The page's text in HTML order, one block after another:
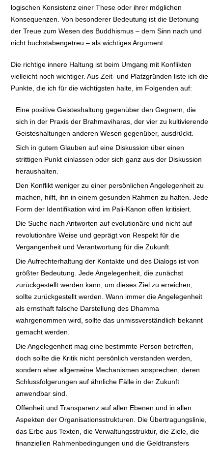
logischen Konsistenz einer These oder ihrer möglichen
Konsequenzen. Von besonderer Bedeutung ist die Betonung
der Treue zum Wesen des Buddhismus – dem Sinn nach und
nicht buchstabengetreu – als wichtiges Argument.
Die richtige innere Haltung ist beim Umgang mit Konflikten
vielleicht noch wichtiger. Aus Zeit- und Platzgründen liste ich die
Punkte, die ich für die wichtigsten halte, im Folgenden auf:
Eine positive Geisteshaltung gegenüber den Gegnern, die
sich in der Praxis der Brahmaviharas, der vier zu kultivierende
Geisteshaltungen anderen Wesen gegenüber, ausdrückt.
Sich in gutem Glauben auf eine Diskussion über einen
strittigen Punkt einlassen oder sich ganz aus der Diskussion
heraushalten.
Den Konflikt weniger zu einer persönlichen Angelegenheit zu
machen, hilft, ihn in einem gesunden Rahmen zu halten. Jede
Form der Identifikation wird im Pali-Kanon offen kritisiert.
Die Suche nach Antworten auf evolutionäre und nicht auf
revolutionäre Weise und geprägt von Respekt für die
Vergangenheit und Verantwortung für die Zukunft.
Die Aufrechterhaltung der Kontakte und des Dialogs ist von
größter Bedeutung. Jede Angelegenheit, die zunächst
zurückgestellt werden kann, um dieses Ziel zu erreichen,
sollte zurückgestellt werden. Wann immer die Angelegenheit
als ernsthaft falsche Darstellung des Dhamma
wahrgenommen wird, sollte das unmissverständlich bekannt
gemacht werden.
Die Angelegenheit mag eine bestimmte Person betreffen,
doch sollte die Kritik nicht persönlich verstanden werden,
sondern eher allgemeine Mechanismen ansprechen, deren
Schlussfolgerungen auf ähnliche Fälle in der Zukunft
anwendbar sind.
Offenheit und Transparenz auf allen Ebenen und in allen
Aspekten der Organisationsstrukturen. Die Übertragungslinie,
das Erbe aus Texten, die Verwaltungsstruktur, die Ziele, die
finanziellen Rahmenbedingungen und die Geldtransfers